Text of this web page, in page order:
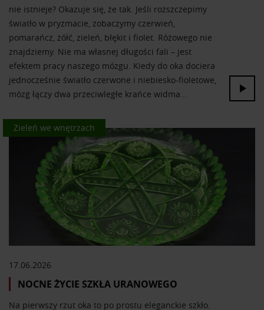
otrzymanymi od Ciebie lub uzyskanymi podczas
korzystania z ich usług.
nie istnieje? Okazuje się, że tak. Jeśli rozszczepimy
światło w pryzmacie, zobaczymy czerwień,
pomarańcz, żółć, zieleń, błękit i fiolet. Różowego nie
znajdziemy. Nie ma własnej długości fali – jest
efektem pracy naszego mózgu. Kiedy do oka dociera
jednocześnie światło czerwone i niebiesko-fioletowe,
mózg łączy dwa przeciwległe krańce widma…
Kolor we wnętrzach
Zieleń we wnętrzach
17.06.2026
NOCNE ŻYCIE SZKŁA URANOWEGO
Na pierwszy rzut oka to po prostu eleganckie szkło.